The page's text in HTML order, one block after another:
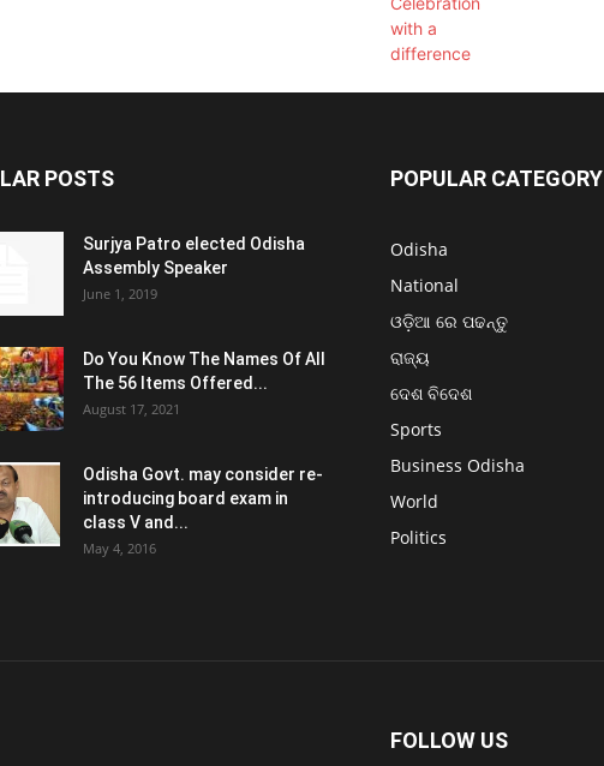
POSTS
Surjya Patro elected Odisha
Assembly Speaker
June 1, 2019
Do You Know The Names Of All
The 56 Items Offered...
August 17, 2021
Odisha Govt. may consider re-
introducing board exam in
class V and...
May 4, 2016
POPULAR CATEGORY
Odisha
National
ଓଡ଼ିଆ ରେ ପଢନ୍ତୁ
ରାଜ୍ୟ
ଦେଶ ବିଦେଶ
Sports
Business Odisha
World
Politics
FOLLOW US